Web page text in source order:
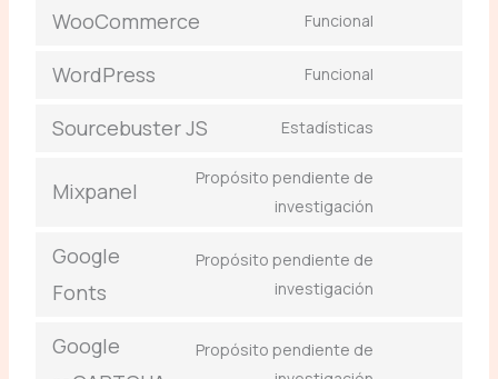
WooCommerce Funcional
WordPress Funcional
Sourcebuster JS Estadísticas
Mixpanel
Propósito pendiente de
investigación
Google
Fonts
Propósito pendiente de
investigación
Google
Propósito pendiente de